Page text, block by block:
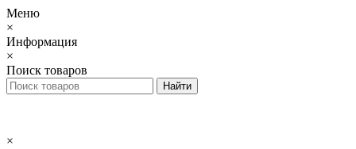
Меню
×
Информация
×
Поиск товаров
×